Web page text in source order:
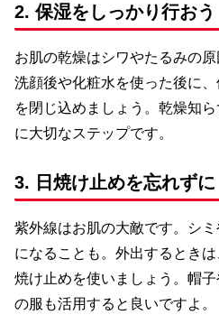
2. 保湿をしっかり行おう
お肌の乾燥はシワやたるみの原
洗顔後や化粧水を使った後に
を閉じ込めましょう。乾燥知
に大切なステップです。
3. 日焼け止めを忘れずに
紫外線はお肌の大敵です。シ
になることも。外出するとき
焼け止めを使いましょう。帽
の服も活用すると良いですよ。